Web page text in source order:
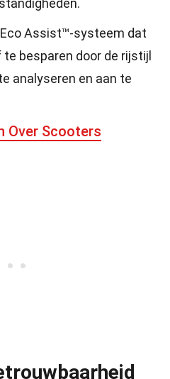
Assist™-systeem dat
besparen door de rijstijl
analyseren en aan te
Over Scooters